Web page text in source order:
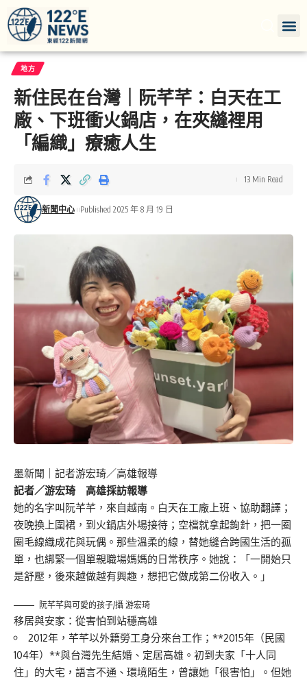
地方
新住民在台灣｜阮芊芊：白天在工
廠、下班衝火鍋店，在夾縫裡用
「編織」療癒人生
新聞中心 Published 2025 年 8 月 19 日
13 Min Read
墨新聞 ｜記者游宏琦／高雄報導
記者／游宏琦 高雄採訪報導
她的名字叫阮芊芊，來自越南。白天在工廠上班、協助翻譯；
夜晚換上圍裙，到火鍋店外場接待；空檔就拿起鉤針，把一圈
圈毛線織成花與玩偶。那些溫柔的線，替她縫合跨國生活的孤
單，也綁緊一個單親職場媽媽的日常秩序。她說：「一開始只
是舒壓，後來越做越有興趣，想把它做成第二份收入。」
阮芊芊與可愛的孩子/攝 游宏琦
移居與安家：從害怕到站穩高雄
2012年，芊芊以外籍勞工身分來台工作；**2015年（民國
104年）**與台灣先生結婚、定居高雄。初到夫家「十人同
住」的大宅，語言不通、環境陌生，曾讓她「很害怕」。但她